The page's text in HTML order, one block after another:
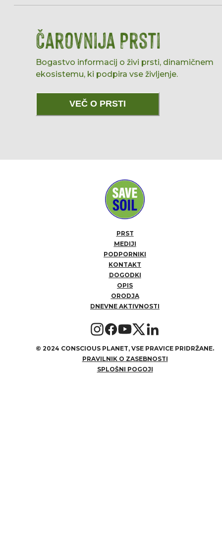
Čarovnija Prsti
Bogastvo informacij o živi prsti, dinamičnem
ekosistemu, ki podpira vse življenje.
VEČ O PRSTI
PRST
MEDIJI
PODPORNIKI
KONTAKT
DOGODKI
OPIS
ORODJA
DNEVNE AKTIVNOSTI
© 2024 CONSCIOUS PLANET, VSE PRAVICE PRIDRŽANE.
PRAVILNIK O ZASEBNOSTI
SPLOŠNI POGOJI